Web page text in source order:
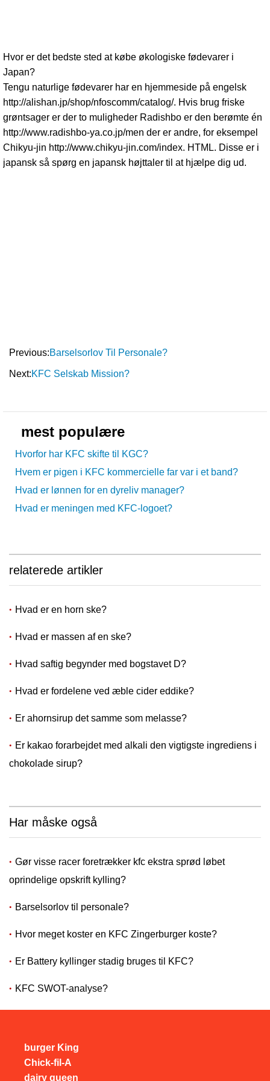
Hvor er det bedste sted at købe økologiske fødevarer i
Japan?
Tengu naturlige fødevarer har en hjemmeside på engelsk
http://alishan.jp/shop/nfoscomm/catalog/. Hvis brug friske
grøntsager er der to muligheder Radishbo er den berømte én
http://www.radishbo-ya.co.jp/men der er andre, for eksempel
Chikyu-jin http://www.chikyu-jin.com/index. HTML. Disse er i
japansk så spørg en japansk højttaler til at hjælpe dig ud.
Previous:Barselsorlov Til Personale?
Next:KFC Selskab Mission?
mest populære
Hvorfor har KFC skifte til KGC?
Hvem er pigen i KFC kommercielle far var i et band?
Hvad er lønnen for en dyreliv manager?
Hvad er meningen med KFC-logoet?
relaterede artikler
Hvad er en horn ske?
Hvad er massen af ​​en ske?
Hvad saftig begynder med bogstavet D?
Hvad er fordelene ved æble cider eddike?
Er ahornsirup det samme som melasse?
Er kakao forarbejdet med alkali den vigtigste ingrediens i
chokolade sirup?
Har måske også
Gør visse racer foretrækker kfc ekstra sprød løbet
oprindelige opskrift kylling?
Barselsorlov til personale?
Hvor meget koster en KFC Zingerburger koste?
Er Battery kyllinger stadig bruges til KFC?
KFC SWOT-analyse?
burger King
Chick-fil-A
dairy queen